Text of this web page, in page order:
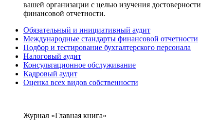
вашей организации с целью изучения достоверности
финансовой отчетности.
Обязательный и инициативный аудит
Международные стандарты финансовой отчетности
Подбор и тестирование бухгалтерского персонала
Налоговый аудит
Консультационное обслуживание
Кадровый аудит
Оценка всех видов собственности
Журнал «Главная книга»